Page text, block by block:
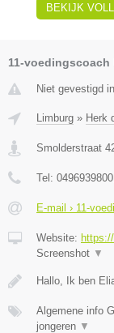
BEKIJK
11-voedingscoach
Niet gevestigd
Limburg » Herk
Smolderstraat
Tel: 0496939800
E-mail › 11-
Website:
Screenshot ▼
Hallo, Ik ben
Algemene info
jongeren ▼